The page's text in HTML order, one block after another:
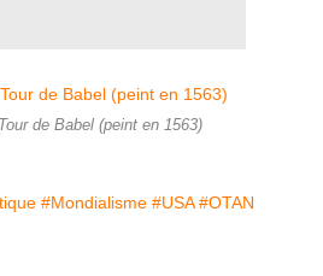
de Babel (peint en 1563)
#Mondialisme #USA #OTAN